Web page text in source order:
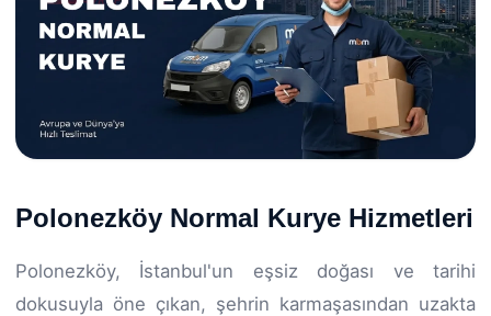
Polonezköy Normal Kurye Hizmetleri
Polonezköy, İstanbul'un eşsiz doğası ve tarihi
dokusuyla öne çıkan, şehrin karmaşasından uzakta